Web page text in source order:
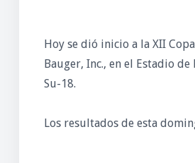
Hoy se dió inicio a la XII
Bauger, Inc., en el Estadio
Su-18.
Los resultados de esta